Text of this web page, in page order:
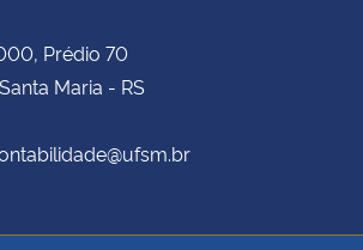
Prédio 70
Maria - RS